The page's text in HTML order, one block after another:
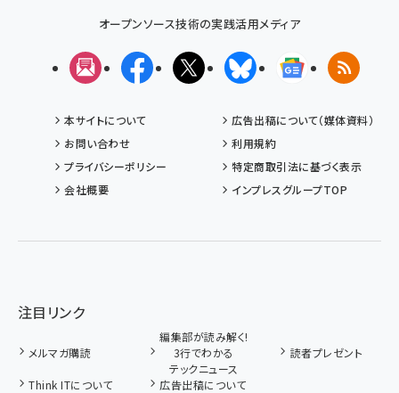
オープンソース技術の実践活用メディア
メルマガFacebookX(エックス)BlueskyGoogleニュ
RSS
本サイトについて
広告出稿について（媒体資料）
お問い合わせ
利用規約
プライバシーポリシー
特定商取引法に基づく表示
会社概要
インプレスグループTOP
注目リンク
メルマガ購読
編集部が読み解く!
3行でわかる
テックニュース
読者プレゼント
Think ITについて 広告出稿について